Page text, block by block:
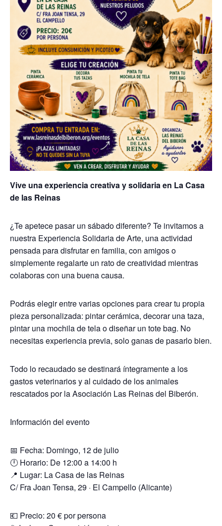
Vive una experiencia creativa y solidaria en La Casa
de las Reinas
¿Te apetece pasar un sábado diferente? Te invitamos a
nuestra Experiencia Solidaria de Arte, una actividad
pensada para disfrutar en familia, con amigos o
simplemente regalarte un rato de creatividad mientras
colaboras con una buena causa.
Podrás elegir entre varias opciones para crear tu propia
pieza personalizada: pintar cerámica, decorar una taza,
pintar una mochila de tela o diseñar un tote bag. No
necesitas experiencia previa, solo ganas de pasarlo bien.
Todo lo recaudado se destinará íntegramente a los
gastos veterinarios y al cuidado de los animales
rescatados por la Asociación Las Reinas del Biberón.
Información del evento
📅 Fecha: Domingo, 12 de julio
🕛 Horario: De 12:00 a 14:00 h
📍 Lugar: La Casa de las Reinas
C/ Fra Joan Tensa, 29 · El Campello (Alicante)
💶 Precio: 20 € por persona